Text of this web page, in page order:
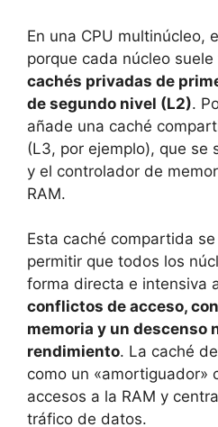
En una CPU multinúcleo,
porque cada núcleo suele
cachés privadas de
de segundo nivel (L2).
añade una caché
(L3, por ejemplo), que se
y el controlador de
RAM.
Esta caché compartida
permitir que todos los
forma directa e intensiva
conflictos de acceso,
memoria y un descenso
rendimiento. La caché
como un «amortiguador»
accesos a la RAM y
tráfico de datos.